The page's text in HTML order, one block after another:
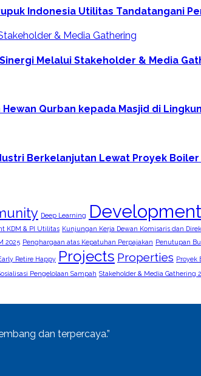
Indonesia Utilitas Tandatangani
Melalui Stakeholder & Media
Qurban kepada Masjid di
Berkelanjutan Lewat Proyek Boiler
Deep Learning Development
KDM & PI Utilitas Kunjungan Kerja Dewan Komisaris dan
2025 Penghargaan atas Kepatuhan Perpajakan Penutupan
Retire Happy Projects Properties Proyek
Pengelolaan Sampah Stakeholder & Media Gathering
dan terpercaya.”